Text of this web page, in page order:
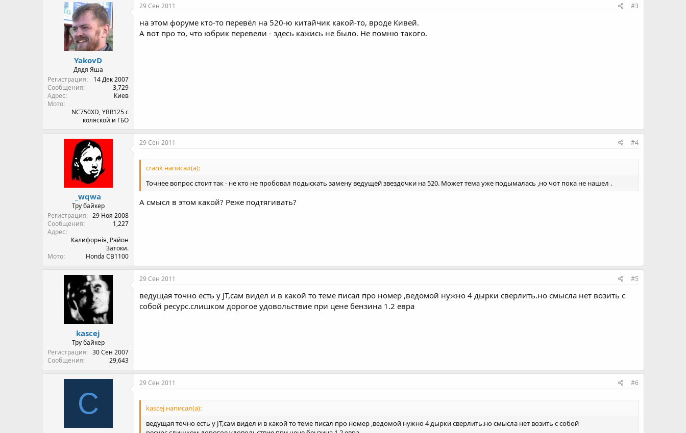
YakovD
Дядя Яша
Регистрация
14 Дек 2007
Сообщения
3,729
Адрес
Киев
Мото
NC750XD, YBR125 с
коляской и ГБО
29 Сен 2011 #3
на этом форуме кто-то перевёл на 520-ю китайчик какой-то, вроде Кивей.
А вот про то, что юбрик перевели - здесь кажись не было. Не помню такого.
_wqwa
Тру байкер
Регистрация
29 Ноя 2008
Сообщения
1,227
Адрес
Калифорнія, Район
Затоки.
Мото
Honda CB1100
29 Сен 2011 #4
crank написал(а):
Точнее вопрос стоит так - не кто не пробовал подыскать замену ведущей звездочки на 520. Может тема уже подымалась ,но чот пока не нашел .
А смысл в этом какой? Реже подтягивать?
kascej
Тру байкер
Регистрация
30 Сен 2007
Сообщения
29,643
29 Сен 2011 #5
ведущая точно есть у JT,сам видел и в какой то теме писал про номер ,ведомой нужно 4 дырки сверлить.но смысла нет возить с
собой ресурс.слишком дорогое удовольствие при цене бензина 1.2 евра
C
29 Сен 2011 #6
kascej написал(а):
ведущая точно есть у JT,сам видел и в какой то теме писал про номер ,ведомой нужно 4 дырки сверлить.но смысла нет возить с собой